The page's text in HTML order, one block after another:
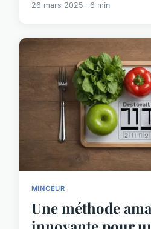
26 mars 2025 · 6 min
MINCEUR
Une méthode